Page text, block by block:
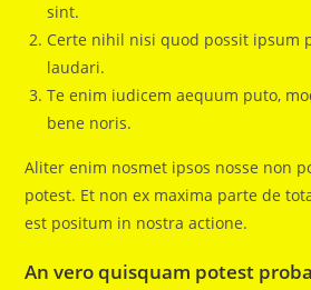
sint.
Certe nihil nisi quod possit ipsum
laudari.
Te enim iudicem aequum puto,
bene noris.
Aliter enim nosmet ipsos nosse non
potest. Et non ex maxima parte de
est positum in nostra actione.
An vero quisquam potest